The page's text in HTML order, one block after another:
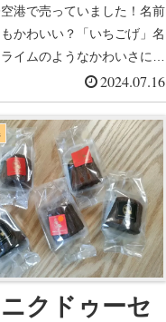
港で売っていました！名前
かわいい？「いちごげ」名
イムのようなかわいさにつ
2024.07.16
ニクドゥーセ